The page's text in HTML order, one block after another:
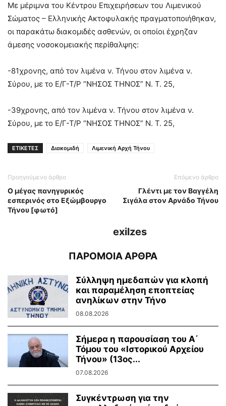
Με μέριμνα του Κέντρου Επιχειρήσεων του Λιμενικού
Σώματος – Ελληνικής Ακτοφυλακής πραγματοποιήθηκαν,
οι παρακάτω διακομιδές ασθενών, οι οποίοι έχρηζαν
άμεσης νοσοκομειακής περίθαλψης:
-81χρονης, από τον λιμένα ν. Τήνου στον λιμένα ν.
Σύρου, με το Ε/Γ-Τ/Ρ “ΝΗΣΟΣ ΤΗΝΟΣ” Ν. Τ. 25,
-39χρονης, από τον λιμένα ν. Τήνου στον λιμένα ν.
Σύρου, με το Ε/Γ-Τ/Ρ “ΝΗΣΟΣ ΤΗΝΟΣ” Ν. Τ. 25,
ΕΤΙΚΕΤΕΣ Διακομιδή Λιμενική Αρχή Τήνου
Προηγούμενο άρθρο
Ο μέγας πανηγυρικός
εσπερινός στο Εξώμβουργο
Τήνου [φωτό]
Επόμενο άρθρο
Γλέντι με τον Βαγγέλη
Σιγάλα στον Αρνάδο Τήνου
exilzes
ΠΑΡΟΜΟΙΑ ΑΡΘΡΑ
Σύλληψη ημεδαπών για κλοπή
και παραμέληση εποπτείας
ανηλίκων στην Τήνο
08.08.2026
Σήμερα η παρουσίαση του Α΄
Τόμου του «Ιστορικού Αρχείου
Τήνου» (13ος...
07.08.2026
Συγκέντρωση για την